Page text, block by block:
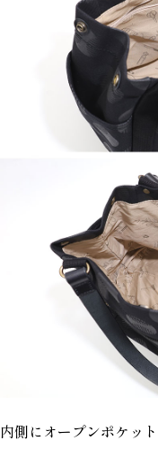
内側にオープンポケッ